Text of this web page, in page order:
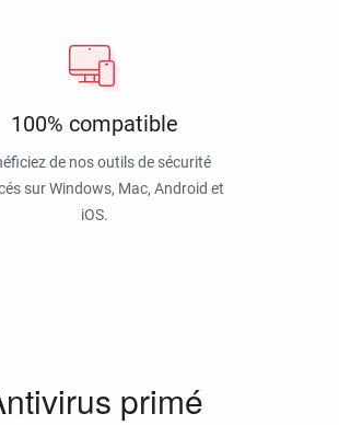
100% compatible
de nos outils de sécurité
sur Windows, Mac, Android et
iOS.
primé